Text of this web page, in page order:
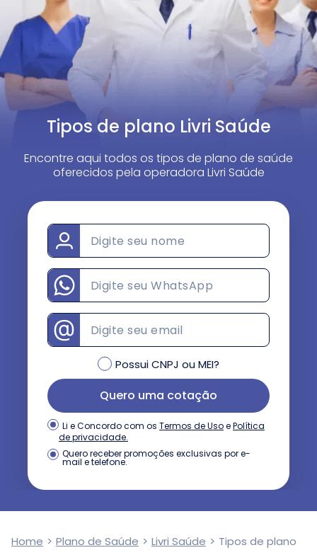
Tipos de plano Livri Saúde
Encontre aqui todos os tipos de plano de saúde
oferecidos pela operadora Livri Saúde
Possui CNPJ ou MEI?
Quero uma cotação
Li e Concordo com os Termos de UsoePolítica
de privacidade.
Quero receber promoções exclusivas por e-
mail e telefone.
Home > Plano de Saúde > Livri Saúde > Tipos de plano